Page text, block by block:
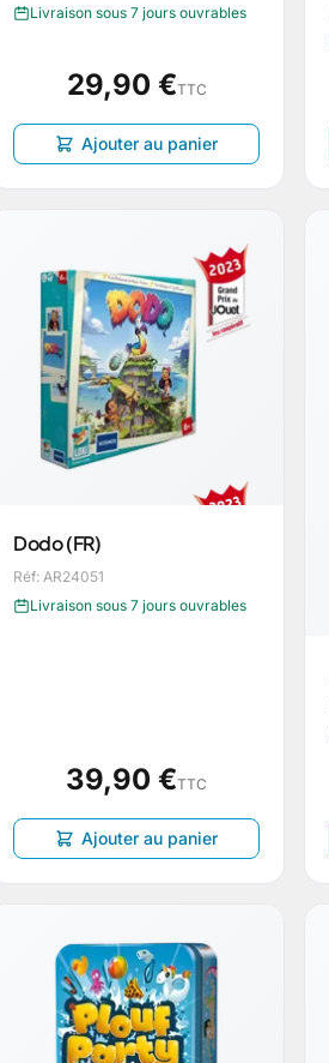
Livraison sous 7 jours ouvrables
29,90 €TTC
Ajouter au panier
Dodo (FR)
Réf: AR24051
Livraison sous 7 jours ouvrables
39,90 €TTC
Ajouter au panier